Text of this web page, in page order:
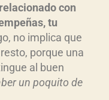
con
tu
no implica que
porque una
al buen
un poquito de